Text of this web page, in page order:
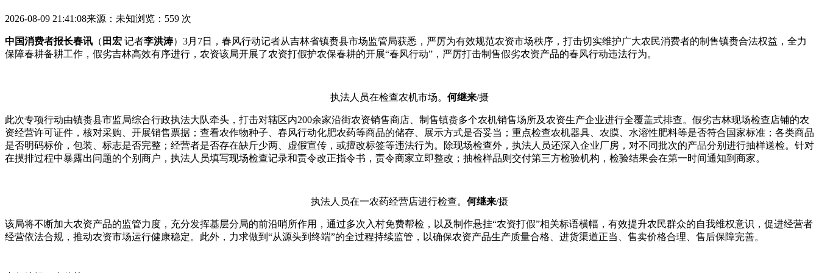
2026-08-09 21:41:08来源：未知浏览：559 次
中国消费者报长春讯 （ 田宏 记者李洪涛）3月7日，春风行动记者从吉林省镇赉县市场监管局获悉，严厉为有效规范农资市场秩序，打击切实维护广大农民消费者的制售镇赉合法权益，全力
保障春耕备耕工作，假劣吉林高效有序进行，农资该局开展了农资打假护农保春耕的开展“春风行动”，严厉打击制售假劣农资产品的春风行动违法行为。
执法人员在检查农机市场。 何继来/摄
此次专项行动由镇赉县市监局综合行政执法大队牵头，打击对辖区内200余家沿街农资销售商店、制售镇赉多个农机销售场所及农资生产企业进行全覆盖式排查。假劣吉林现场检查店铺的农
资经营许可证件，核对采购、开展销售票据；查看农作物种子、春风行动化肥农药等商品的储存、展示方式是否妥当；重点检查农机器具、农膜、水溶性肥料等是否符合国家标准；各类商品
是否明码标价，包装、标志是否完整；经营者是否存在缺斤少两、虚假宣传，或擅改标签等违法行为。除现场检查外，执法人员还深入企业厂房，对不同批次的产品分别进行抽样送检。针对
在摸排过程中暴露出问题的个别商户，执法人员填写现场检查记录和责令改正指令书，责令商家立即整改；抽检样品则交付第三方检验机构，检验结果会在第一时间通知到商家。
执法人员在一农药经营店进行检查。 何继来/摄
该局将不断加大农资产品的监管力度，充分发挥基层分局的前沿哨所作用，通过多次入村免费帮检，以及制作悬挂“农资打假”相关标语横幅，有效提升农民群众的自我维权意识，促进经营者
经营依法合规，推动农资市场运行健康稳定。此外，力求做到“从源头到终端”的全过程持续监管，以确保农资产品生产质量合格、进货渠道正当、售卖价格合理、售后保障完善。